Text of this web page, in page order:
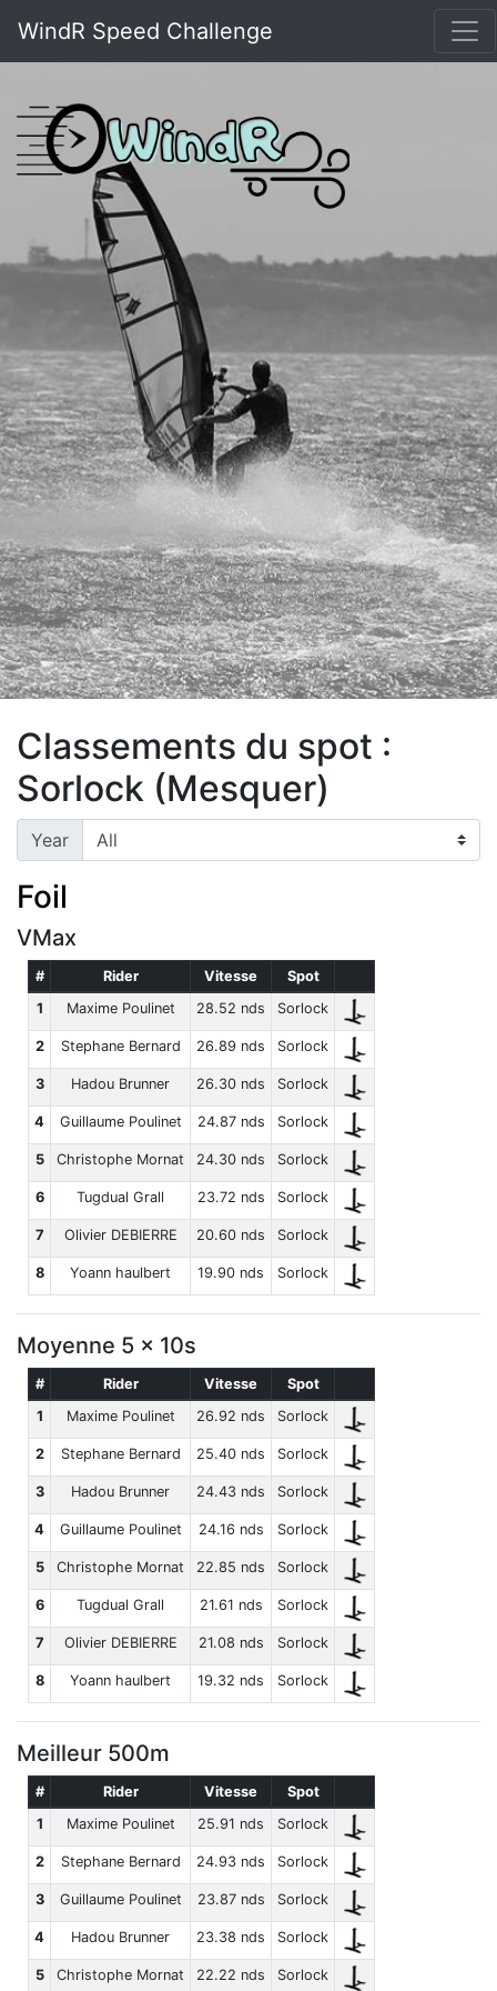
WindR Speed Challenge
Classements du spot :
Sorlock (Mesquer)
Year
Foil
VMax
# Rider Vitesse
Spot
1
Maxime Poulinet 28.52 nds Sorlock
2 Stephane Bernard 26.89 nds Sorlock
3 Hadou Brunner 26.30 nds Sorlock
4 Guillaume Poulinet 24.87 nds Sorlock
5 Christophe Mornat 24.30 nds Sorlock
6 Tugdual Grall 23.72 nds Sorlock
7 Olivier DEBIERRE 20.60 nds Sorlock
8 Yoann haulbert 19.90 nds Sorlock
Moyenne 5 x 10s
# Rider Vitesse
Spot
1
Maxime Poulinet 26.92 nds Sorlock
2 Stephane Bernard 25.40 nds Sorlock
3 Hadou Brunner 24.43 nds Sorlock
4 Guillaume Poulinet 24.16 nds Sorlock
5 Christophe Mornat 22.85 nds Sorlock
6 Tugdual Grall 21.61 nds Sorlock
7 Olivier DEBIERRE 21.08 nds Sorlock
8 Yoann haulbert 19.32 nds Sorlock
Meilleur 500m
# Rider Vitesse
Spot
1
Maxime Poulinet 25.91 nds Sorlock
2 Stephane Bernard 24.93 nds Sorlock
3 Guillaume Poulinet 23.87 nds Sorlock
4 Hadou Brunner 23.38 nds Sorlock
5 Christophe Mornat 22.22 nds Sorlock